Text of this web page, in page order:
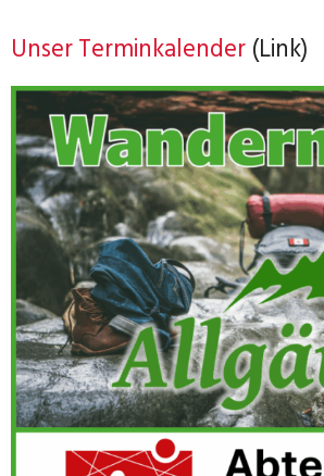
Unser Terminkalender(Link)